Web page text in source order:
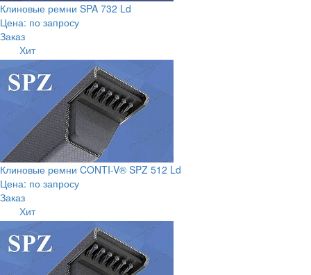
Клиновые ремни SPA 732 Ld
Цена: по запросу
Заказ
Хит
Клиновые ремни CONTI-V® SPZ 512 Ld
Цена: по запросу
Заказ
Хит